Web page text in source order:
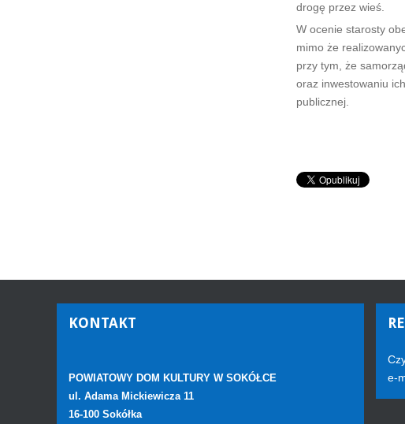
drogę przez wieś.
W ocenie starosty
mimo że
przy tym, że
oraz inwestowaniu
publicznej.
KONTAKT
POWIATOWY DOM KULTURY W SOKÓŁCE
ul. Adama Mickiewicza 11
16-100 Sokółka
e-